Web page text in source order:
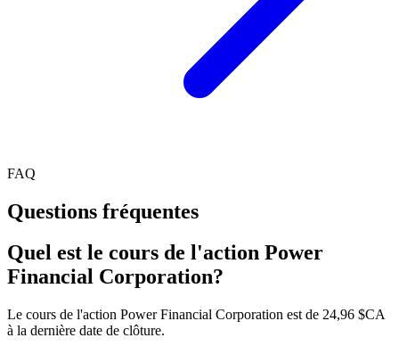
FAQ
Questions fréquentes
Quel est le cours de l'action Power
Financial Corporation?
Le cours de l'action Power Financial Corporation est de 24,96 $CA
à la dernière date de clôture.